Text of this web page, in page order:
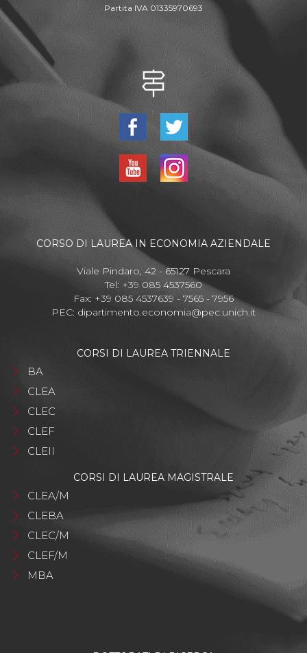
Partita IVA 01335970693
CORSO DI LAUREA IN ECONOMIA AZIENDALE
Viale Pindaro, 42 - 65127 Pescara
Tel: +39 085 4537560
Fax: +39 085 4537639 - 7565 - 7956
PEC: dipartimento.economia@pec.unich.it
CORSI DI LAUREA TRIENNALE
BA
CLEA
CLEC
CLEF
CLEII
CORSI DI LAUREA MAGISTRALE
CLEA/M
CLEBA
CLEC/M
CLEF/M
MBA